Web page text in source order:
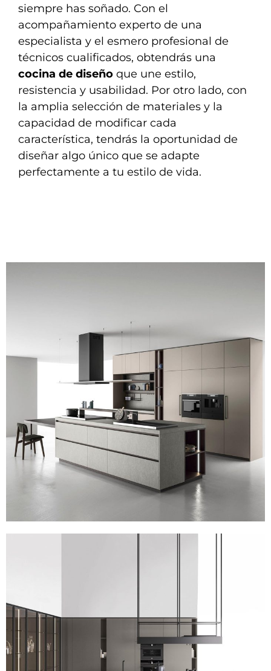
siempre has soñado. Con el
acompañamiento experto de una
especialista y el esmero profesional de
técnicos cualificados, obtendrás una
cocina de diseño que une estilo,
resistencia y usabilidad. Por otro lado, con
la amplia selección de materiales y la
capacidad de modificar cada
característica, tendrás la oportunidad de
diseñar algo único que se adapte
perfectamente a tu estilo de vida.